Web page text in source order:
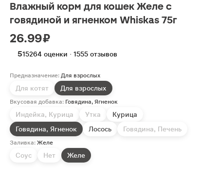
Влажный корм для кошек Желе с
говядиной и ягненком Whiskas 75г
26.99 ₽
515264 оценки · 1555 отзывов
Предназначение: Для взрослых
Для котят Для взрослых
Вкусовая добавка: Говядина, Ягненок
Индейка, Курица Утка
Курица
Говядина, Ягненок
Лосось Говядина, Печень
Заливка: Желе
Соус Нет Желе